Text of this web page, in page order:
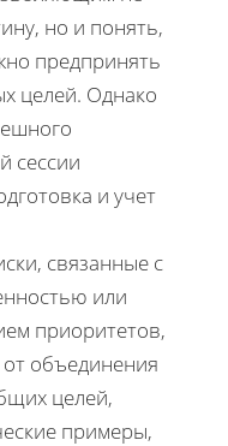
но и понять,
предпринять
целей. Однако
сессии
и учет
связанные с
или
приоритетов,
объединения
целей,
примеры,